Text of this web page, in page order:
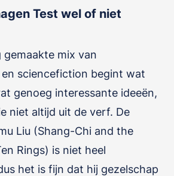
Test wel of niet
gemaakte mix van
sciencefiction begint wat
genoeg interessante ideeën,
niet altijd uit de verf. De
Liu (Shang-Chi and the
Rings) is niet heel
het is fijn dat hij gezelschap